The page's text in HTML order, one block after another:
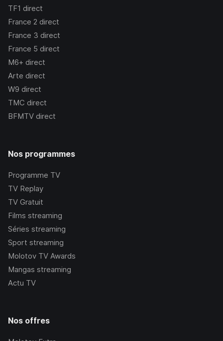
TF1 direct
France 2 direct
France 3 direct
France 5 direct
M6+ direct
Arte direct
W9 direct
TMC direct
BFMTV direct
Nos programmes
Programme TV
TV Replay
TV Gratuit
Films streaming
Séries streaming
Sport streaming
Molotov TV Awards
Mangas streaming
Actu TV
Nos offres